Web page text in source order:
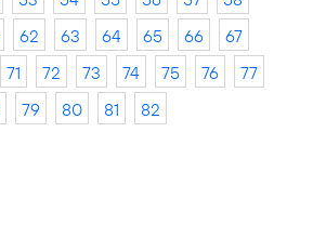
62 63 64 65 66
67
71 72 73 74 75 76
77
79 80 81 82